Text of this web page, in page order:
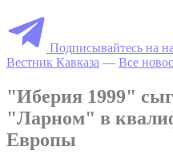
Подписывайтесь на
Вестник Кавказа — Все
"Иберия 1999"
"Ларном" в
Европы